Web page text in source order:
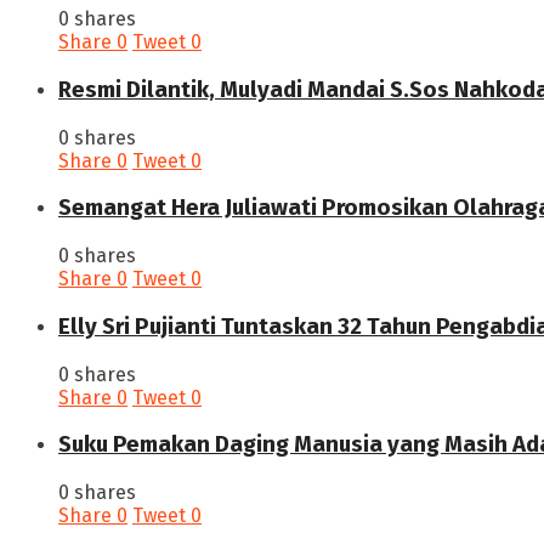
0 shares
Share 0 Tweet 0
Resmi Dilantik, Mulyadi Mandai S.Sos
0 shares
Share 0 Tweet 0
Semangat Hera Juliawati Promosikan
0 shares
Share 0 Tweet 0
Elly Sri Pujianti Tuntaskan 32 Tahun
0 shares
Share 0 Tweet 0
‎Suku Pemakan Daging Manusia yang Masih
0 shares
Share 0 Tweet 0